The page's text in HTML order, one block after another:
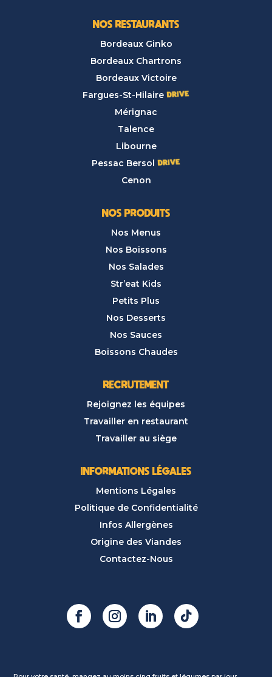
NOS RESTAURANTS
Bordeaux Ginko
Bordeaux Chartrons
Bordeaux Victoire
Fargues-St-Hilaire
Mérignac
Talence
Libourne
Pessac Bersol
Cenon
NOS PRODUITS
Nos Menus
Nos Boissons
Nos Salades
Str’eat Kids
Petits Plus
Nos Desserts
Nos Sauces
Boissons Chaudes
RECRUTEMENT
Rejoignez les équipes
Travailler en restaurant
Travailler au siège
INFORMATIONS LÉGALES
Mentions Légales
Politique de Confidentialité
Infos Allergènes
Origine des Viandes
Contactez-Nous